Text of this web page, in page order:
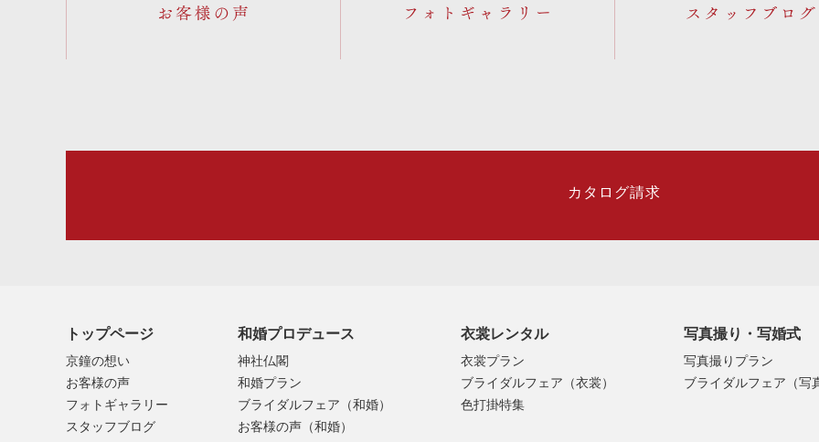
お客様の声 フォトギャラリー
カタログ請求
トップページ
京鐘の想い
お客様の声
フォトギャラリー
スタッフブログ
和婚プロデュース
神社仏閣
和婚プラン
ブライダルフェア（和婚）
お客様の声（和婚）
衣裳レンタル
衣裳プラン
ブライダルフェア（衣裳）
色打掛特集
写真撮り・写婚式
写真撮りプラン
ブライダルフェア（写